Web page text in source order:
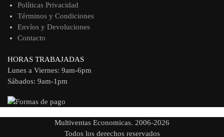
Políticas Privacidad
Términos y Condiciones
Envíos y Devoluciones
Contacto
HORAS TRABAJADAS
Lunes a Viernes: 9am-6pm
Sábados: 9am-1pm
Multiventas Economicas. 2006-2026
Todos los derechos reservados